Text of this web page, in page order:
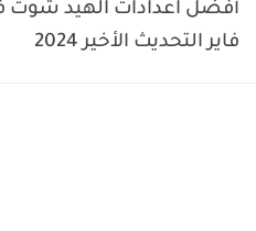
أفضل اعدادات الهيد شوت
فاير التحديث الأخير 2024